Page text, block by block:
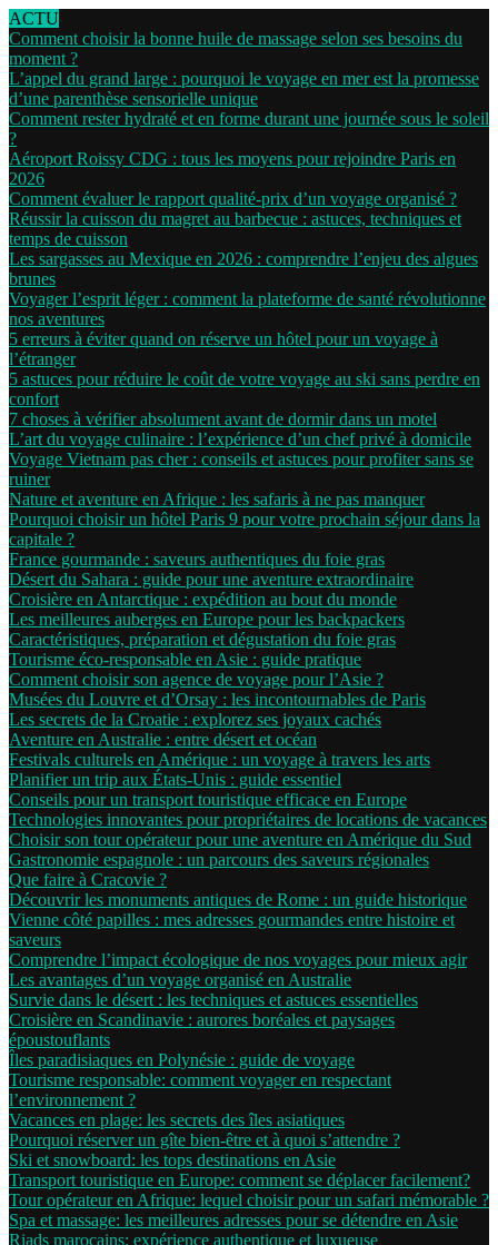
ACTU
Comment choisir la bonne huile de massage selon ses besoins du
moment ?
L’appel du grand large : pourquoi le voyage en mer est la promesse
d’une parenthèse sensorielle unique
Comment rester hydraté et en forme durant une journée sous le soleil
?
Aéroport Roissy CDG : tous les moyens pour rejoindre Paris en
2026
Comment évaluer le rapport qualité-prix d’un voyage organisé ?
Réussir la cuisson du magret au barbecue : astuces, techniques et
temps de cuisson
Les sargasses au Mexique en 2026 : comprendre l’enjeu des algues
brunes
Voyager l’esprit léger : comment la plateforme de santé révolutionne
nos aventures
5 erreurs à éviter quand on réserve un hôtel pour un voyage à
l’étranger
5 astuces pour réduire le coût de votre voyage au ski sans perdre en
confort
7 choses à vérifier absolument avant de dormir dans un motel
L’art du voyage culinaire : l’expérience d’un chef privé à domicile
Voyage Vietnam pas cher : conseils et astuces pour profiter sans se
ruiner
Nature et aventure en Afrique : les safaris à ne pas manquer
Pourquoi choisir un hôtel Paris 9 pour votre prochain séjour dans la
capitale ?
France gourmande : saveurs authentiques du foie gras
Désert du Sahara : guide pour une aventure extraordinaire
Croisière en Antarctique : expédition au bout du monde
Les meilleures auberges en Europe pour les backpackers
Caractéristiques, préparation et dégustation du foie gras
Tourisme éco-responsable en Asie : guide pratique
Comment choisir son agence de voyage pour l’Asie ?
Musées du Louvre et d’Orsay : les incontournables de Paris
Les secrets de la Croatie : explorez ses joyaux cachés
Aventure en Australie : entre désert et océan
Festivals culturels en Amérique : un voyage à travers les arts
Planifier un trip aux États-Unis : guide essentiel
Conseils pour un transport touristique efficace en Europe
Technologies innovantes pour propriétaires de locations de vacances
Choisir son tour opérateur pour une aventure en Amérique du Sud
Gastronomie espagnole : un parcours des saveurs régionales
Que faire à Cracovie ?
Découvrir les monuments antiques de Rome : un guide historique
Vienne côté papilles : mes adresses gourmandes entre histoire et
saveurs
Comprendre l’impact écologique de nos voyages pour mieux agir
Les avantages d’un voyage organisé en Australie
Survie dans le désert : les techniques et astuces essentielles
Croisière en Scandinavie : aurores boréales et paysages
époustouflants
Îles paradisiaques en Polynésie : guide de voyage
Tourisme responsable: comment voyager en respectant
l’environnement ?
Vacances en plage: les secrets des îles asiatiques
Pourquoi réserver un gîte bien-être et à quoi s’attendre ?
Ski et snowboard: les tops destinations en Asie
Transport touristique en Europe: comment se déplacer facilement?
Tour opérateur en Afrique: lequel choisir pour un safari mémorable ?
Spa et massage: les meilleures adresses pour se détendre en Asie
Riads marocains: expérience authentique et luxueuse